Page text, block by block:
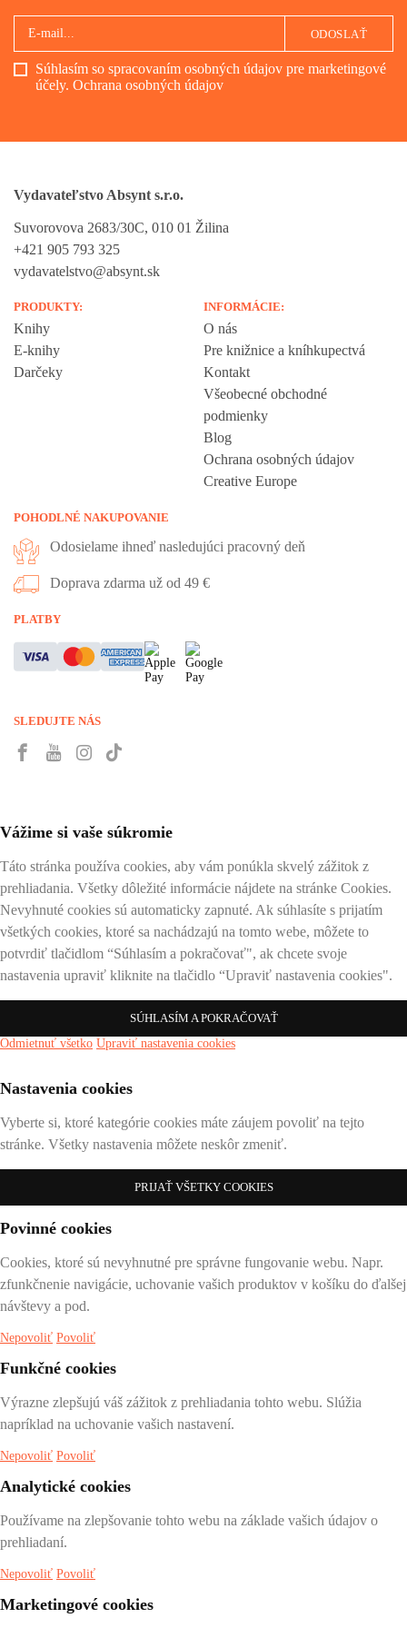
Súhlasím so spracovaním osobných údajov pre marketingové
účely. Ochrana osobných údajov
ODOSLAŤ
Vydavateľstvo Absynt s.r.o.
Suvorovova 2683/30C, 010 01 Žilina
+421 905 793 325
vydavatelstvo@absynt.sk
PRODUKTY:
Knihy
E-knihy
Darčeky
INFORMÁCIE:
O nás
Pre knižnice a kníhkupectvá
Kontakt
Všeobecné obchodné
podmienky
Blog
Ochrana osobných údajov
Creative Europe
POHODLNÉ NAKUPOVANIE
Odosielame ihneď nasledujúci pracovný deň
Doprava zdarma už od 49 €
PLATBY
SLEDUJTE NÁS
Vážime si vaše súkromie
Táto stránka používa cookies, aby vám ponúkla skvelý zážitok z
prehliadania. Všetky dôležité informácie nájdete na stránke Cookies.
Nevyhnuté cookies sú automaticky zapnuté. Ak súhlasíte s prijatím
všetkých cookies, ktoré sa nachádzajú na tomto webe, môžete to
potvrdiť tlačidlom “Súhlasím a pokračovať", ak chcete svoje
nastavenia upraviť kliknite na tlačidlo “Upraviť nastavenia cookies".
SÚHLASÍM A POKRAČOVAŤ
Odmietnuť všetko Upraviť nastavenia cookies
Nastavenia cookies
Vyberte si, ktoré kategórie cookies máte záujem povoliť na tejto
stránke. Všetky nastavenia môžete neskôr zmeniť.
PRIJAŤ VŠETKY COOKIES
Povinné cookies
Cookies, ktoré sú nevyhnutné pre správne fungovanie webu. Napr.
zfunkčnenie navigácie, uchovanie vašich produktov v košíku do ďalšej
návštevy a pod.
Nepovoliť Povoliť
Funkčné cookies
Výrazne zlepšujú váš zážitok z prehliadania tohto webu. Slúžia
napríklad na uchovanie vašich nastavení.
Nepovoliť Povoliť
Analytické cookies
Používame na zlepšovanie tohto webu na základe vašich údajov o
prehliadaní.
Nepovoliť Povoliť
Marketingové cookies